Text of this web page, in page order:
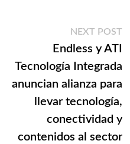
NEXT POST
Endless y ATI
Tecnología Integrada
anuncian alianza para
llevar tecnología,
conectividad y
contenidos al sector